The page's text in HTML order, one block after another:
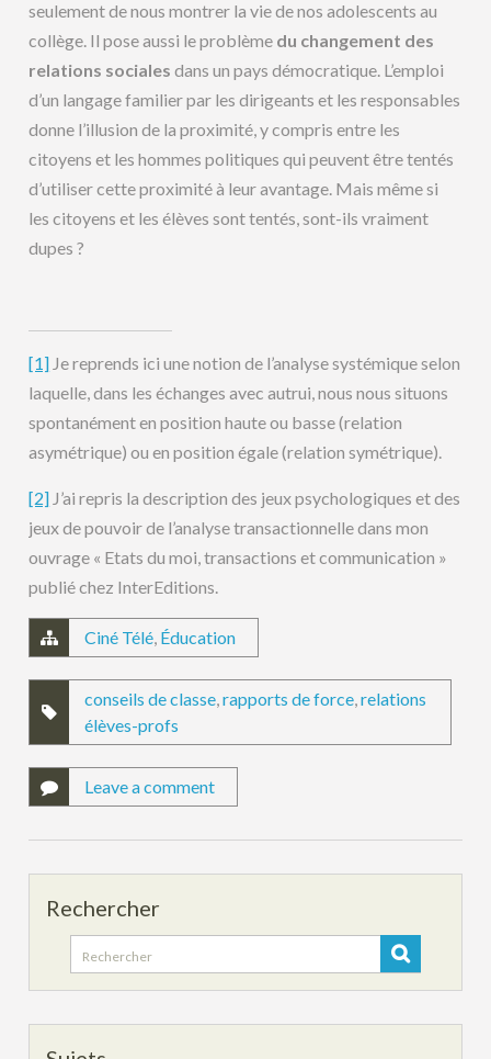
seulement de nous montrer la vie de nos adolescents au
collège. Il pose aussi le problème du changement des
relations sociales dans un pays démocratique. L’emploi
d’un langage familier par les dirigeants et les responsables
donne l’illusion de la proximité, y compris entre les
citoyens et les hommes politiques qui peuvent être tentés
d’utiliser cette proximité à leur avantage. Mais même si
les citoyens et les élèves sont tentés, sont-ils vraiment
dupes ?
[1] Je reprends ici une notion de l’analyse systémique selon
laquelle, dans les échanges avec autrui, nous nous situons
spontanément en position haute ou basse (relation
asymétrique) ou en position égale (relation symétrique).
[2] J’ai repris la description des jeux psychologiques et des
jeux de pouvoir de l’analyse transactionnelle dans mon
ouvrage « Etats du moi, transactions et communication »
publié chez InterEditions.
Ciné Télé, Éducation
conseils de classe,rapports de force,relations
élèves-profs
Leave a comment
Rechercher
Search
for: